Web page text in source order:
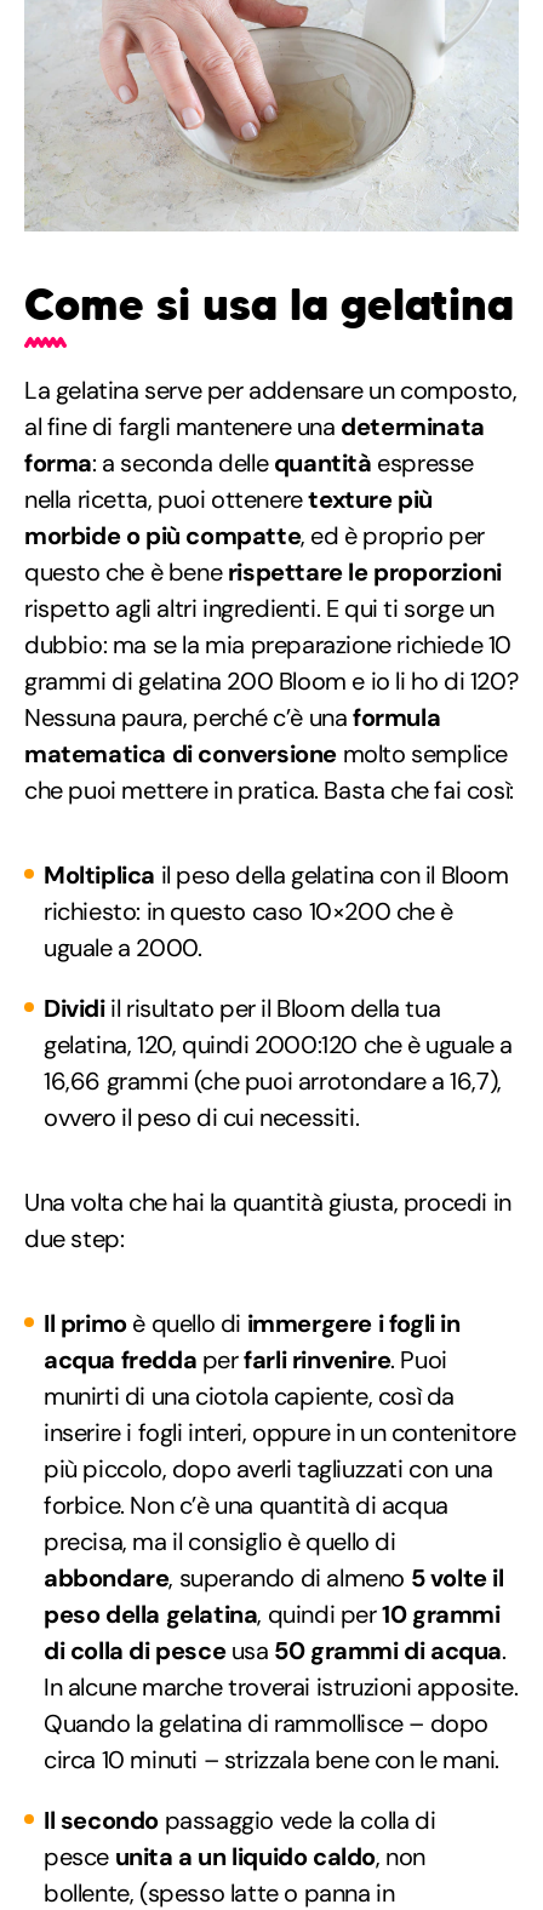
Come si usa la gelatina
La gelatina serve per addensare un composto,
al fine di fargli mantenere una determinata
forma: a seconda dellequantità espresse
nella ricetta, puoi otteneretexture più
morbide o più compatte, ed è proprio per
questo che è benerispettare le proporzioni
rispetto agli altri ingredienti. E qui ti sorge un
dubbio: ma se la mia preparazione richiede 10
grammi di gelatina 200 Bloom e io li ho di 120?
Nessuna paura, perché c’è unaformula
matematica di conversione molto semplice
che puoi mettere in pratica. Basta che fai così:
Moltiplica il peso della gelatina con il Bloom
richiesto: in questo caso 10×200 che è
uguale a 2000.
Dividiil risultato per il Bloom della tua
gelatina, 120, quindi 2000:120 che è uguale a
16,66 grammi (che puoi arrotondare a 16,7),
ovvero il peso di cui necessiti.
Una volta che hai la quantità giusta, procedi in
due step:
Il primoè quello di immergere i fogli in
acqua fredda perfarli rinvenire. Puoi
munirti di una ciotola capiente, così da
inserire i fogli interi, oppure in un contenitore
più piccolo, dopo averli tagliuzzati con una
forbice. Non c’è una quantità di acqua
precisa, ma il consiglio è quello di
abbondare, superando di almeno 5 volte il
peso della gelatina, quindi per10 grammi
di colla di pesceusa 50 grammi di acqua.
In alcune marche troverai istruzioni apposite.
Quando la gelatina di rammollisce – dopo
circa 10 minuti – strizzala bene con le mani.
Il secondo passaggio vede la colla di
pesce unita a un liquido caldo, non
bollente, (spesso latte o panna in